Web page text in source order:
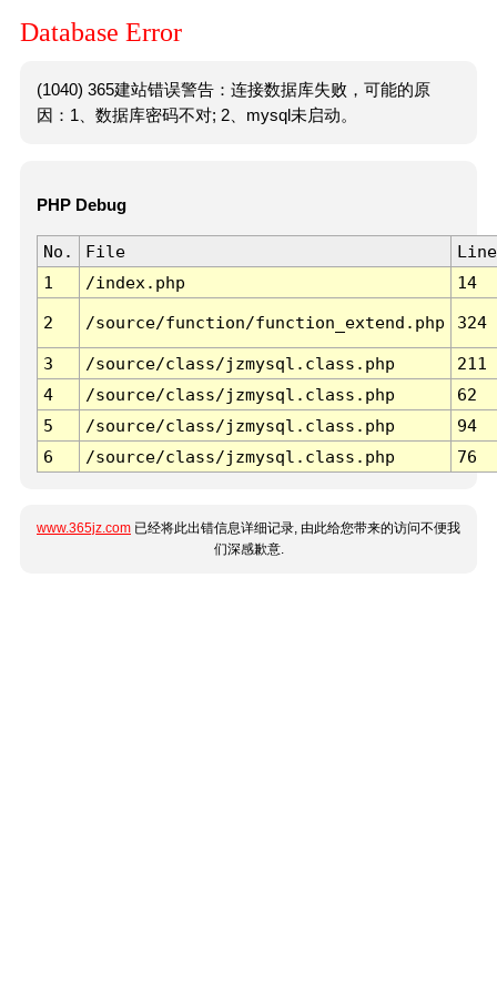
Database Error
(1040) 365建站错误警告：连接数据库失败，可能的原
因：1、数据库密码不对; 2、mysql未启动。
PHP Debug
No. File
Line
1
/index.php 14
2 /source/function/function_extend.php 324
3 /source/class/jzmysql.class.php
211
4
/source/class/jzmysql.class.php
62
5
/source/class/jzmysql.class.php
94
6
/source/class/jzmysql.class.php 76
www.365jz.com 已经将此出错信息详细记录, 由此给您带来的访问不便我
们深感歉意.